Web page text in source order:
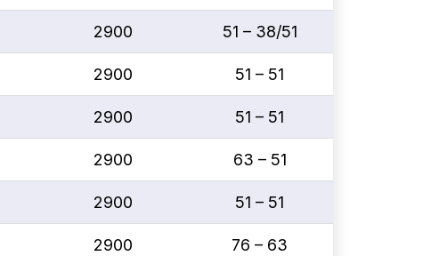
2900 51 – 38/51
2900 51 – 51
2900 51 – 51
2900 63 – 51
2900 51 – 51
2900 76 – 63